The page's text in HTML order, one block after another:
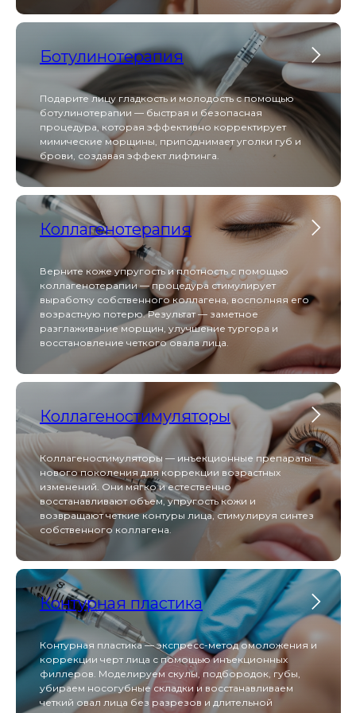
Ботулинотерапия
Подарите лицу гладкость и молодость с помощью
ботулинотерапии — быстрая и безопасная
процедура, которая эффективно корректирует
мимические морщины, приподнимает уголки губ и
брови, создавая эффект лифтинга.
Коллагенотерапия
Верните коже упругость и плотность с помощью
коллагенотерапии — процедура стимулирует
выработку собственного коллагена, восполняя его
возрастную потерю. Результат — заметное
разглаживание морщин, улучшение тургора и
восстановление четкого овала лица.
Коллагеностимуляторы
Коллагеностимуляторы — инъекционные препараты
нового поколения для коррекции возрастных
изменений. Они мягко и естественно
восстанавливают объем, упругость кожи и
возвращают четкие контуры лица, стимулируя синтез
собственного коллагена.
Контурная пластика
Контурная пластика — экспресс-метод омоложения и
коррекции черт лица с помощью инъекционных
филлеров. Моделируем скулы, подбородок, губы,
убираем носогубные складки и восстанавливаем
четкий овал лица без разрезов и длительной
АтисМед PRO 7
Capello сочетает функции эпиляции, лифтинга и
микротоков — всё необходимое для эффективной
косметологии в одном компактном устройстве.
Capello
Scarlet S обеспечивает безболезненную RF-лифтинг
и микроигольчатую терапию, запуская мощный
синтез коллагена для омоложения кожи без
Scarlet S
Melsytech для лазерной эпиляции обеспечивает
быстрое и малоболезненное удаление
нежелательных волос на любых участках тела с
долговременным результатом и встроенной
системой охлаждения для комфорта клиента.
Melsytech
чистку, фонофорез и микротоковую терапию,
обеспечивая глубокое очищение, лифтинг и
насыщение кожи активными компонентами без